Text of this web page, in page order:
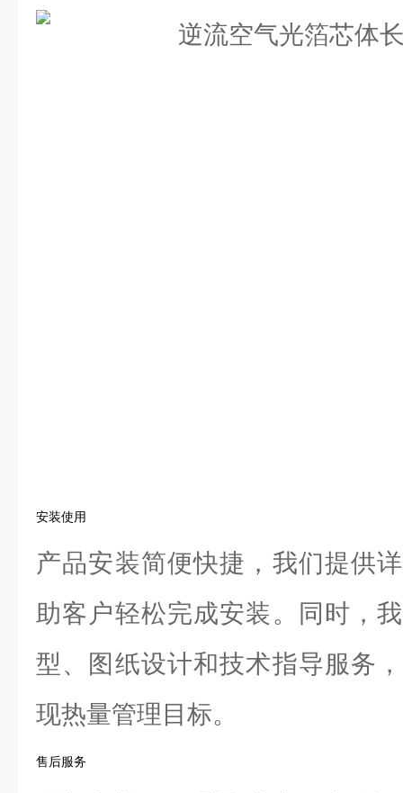
安装使用
产品安装简便快捷，我们提供
助客户轻松完成安装。同时，
型、图纸设计和技术指导服务
现热量管理目标。
售后服务